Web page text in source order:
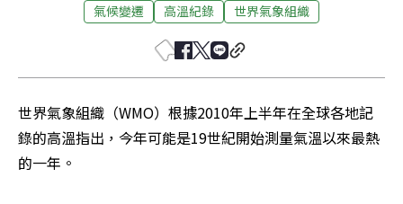
氣候變遷 高溫紀錄 世界氣象組織
世界氣象組織（WMO）根據2010年上半年在全球各地記
錄的高溫指出，今年可能是19世紀開始測量氣溫以來最熱
的一年。